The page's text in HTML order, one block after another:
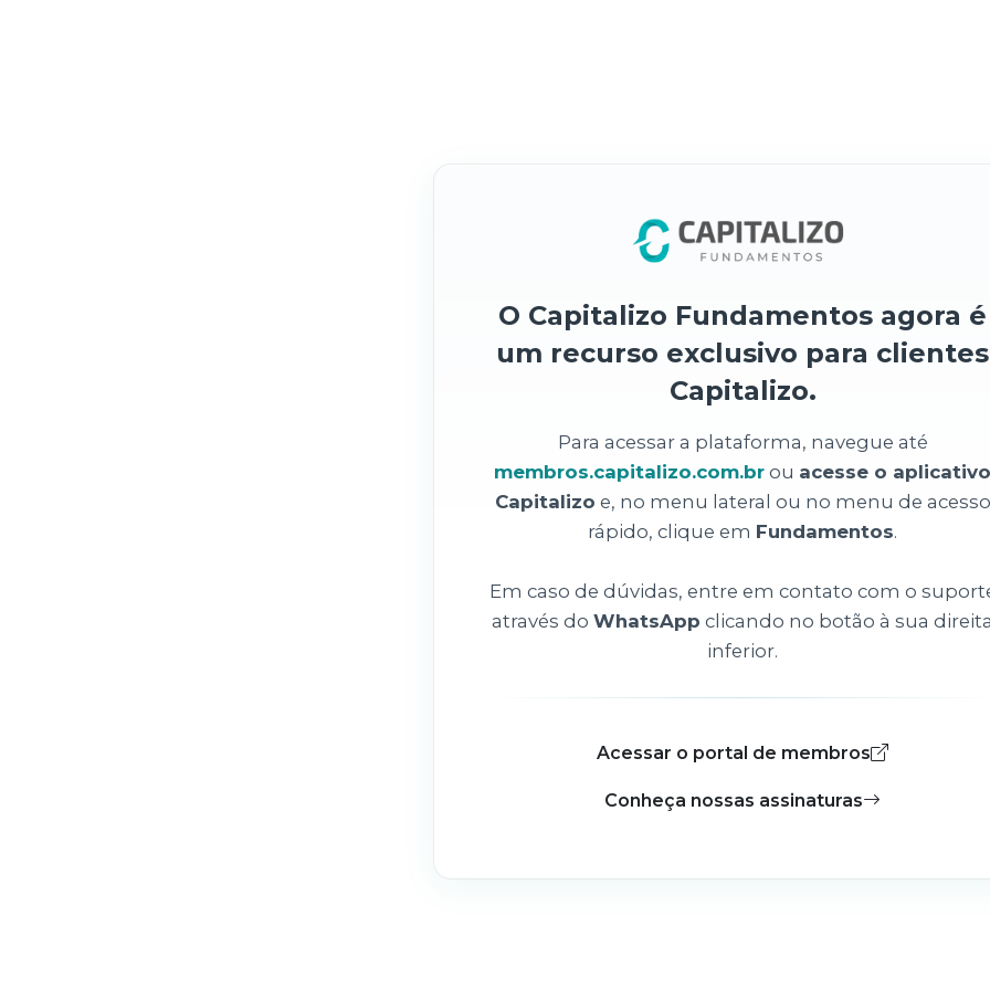
O Capitalizo Fundamentos agora é
um recurso exclusivo para clientes
Capitalizo.
Para acessar a plataforma, navegue até
membros.capitalizo.com.br ou acesse o aplicativo
Capitalizo e, no menu lateral ou no menu de acesso
rápido, clique em Fundamentos.
Em caso de dúvidas, entre em contato com o
através do WhatsApp clicando no botão à sua
inferior.
Acessar o portal de membros
Conheça nossas assinaturas